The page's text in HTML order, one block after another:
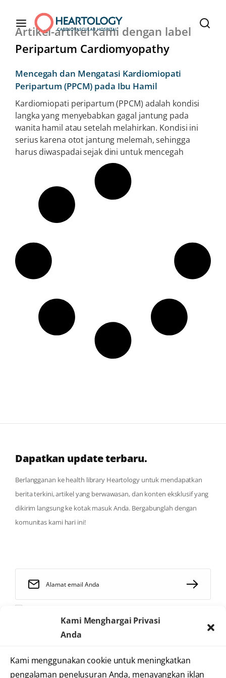
Kami Menghargai Privasi
Anda
Kami menggunakan cookie untuk meningkatkan
pengalaman penelusuran Anda, menayangkan iklan
Artikel-artikel kami dengan label
Peripartum Cardiomyopathy
Mencegah dan Mengatasi Kardiomiopati
Peripartum (PPCM) pada Ibu Hamil
Kardiomiopati peripartum (PPCM) adalah kondisi
langka yang menyebabkan gagal jantung pada
wanita hamil atau setelah melahirkan. Kondisi ini
serius karena otot jantung melemah, sehingga
harus diwaspadai sejak dini untuk mencegah
Dapatkan update terbaru.
Berlangganan ke health library Heartology untuk mendapatkan
berita terkini, artikel yang berwawasan, dan konten eksklusif yang
dikirim langsung ke kotak masuk Anda. Bergabunglah dengan
komunitas kami hari ini!
2025 © Heartology